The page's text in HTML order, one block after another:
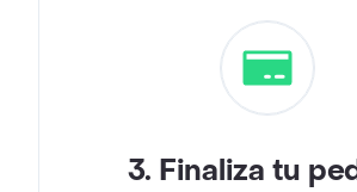
3. Finaliza tu